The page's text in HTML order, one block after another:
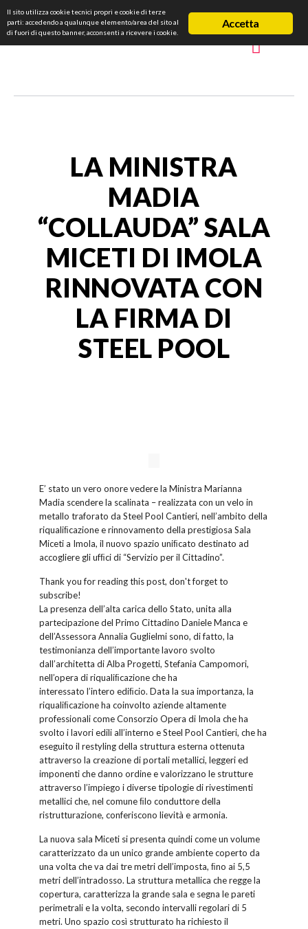
LA MINISTRA
MADIA
“COLLAUDA” SALA
MICETI DI IMOLA
RINNOVATA CON
LA FIRMA DI
STEEL POOL
E’ stato un vero onore vedere la Ministra Marianna
Madia scendere la scalinata – realizzata con un velo in
metallo traforato da Steel Pool Cantieri, nell’ambito della
riqualiﬁcazione e rinnovamento della prestigiosa Sala
Miceti a Imola, il nuovo spazio uniﬁcato destinato ad
accogliere gli ufﬁci di “Servizio per il Cittadino”.
Thank you for reading this post, don't forget to
subscribe!
La presenza dell’alta carica dello Stato, unita alla
partecipazione del Primo Cittadino Daniele Manca e
dell’Assessora Annalia Guglielmi sono, di fatto, la
testimonianza dell’importante lavoro svolto
dall’architetta di Alba Progetti, Stefania Campomori,
nell’opera di riqualiﬁcazione che ha
interessato l’intero ediﬁcio. Data la sua importanza, la
riqualiﬁcazione ha coinvolto aziende altamente
professionali come Consorzio Opera di Imola che ha
svolto i lavori edili all’interno e Steel Pool Cantieri, che ha
eseguito il restyling della struttura esterna ottenuta
attraverso la creazione di portali metallici, leggeri ed
imponenti che danno ordine e valorizzano le strutture
attraverso l’impiego i diverse tipologie di rivestimenti
metallici che, nel comune ﬁlo conduttore della
ristrutturazione, conferiscono lievità e armonia.
La nuova sala Miceti si presenta quindi come un volume
caratterizzato da un unico grande ambiente coperto da
una volta che va dai tre metri dell’imposta, ﬁno ai 5,5
metri dell’intradosso. La struttura metallica che regge la
copertura, caratterizza la grande sala e segna le pareti
perimetrali e la volta, secondo intervalli regolari di 5
metri. Uno spazio così strutturato ha richiesto il
Accetta
Il sito utilizza cookie tecnici propri e cookie di terze
parti: accedendo a qualunque elemento/area del sito al
di fuori di questo banner, acconsenti a ricevere i cookie.